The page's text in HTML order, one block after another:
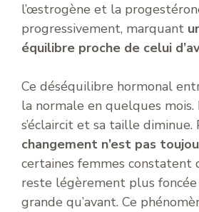
l’œstrogène et la
progressivement, marquant
équilibre proche de celui
Ce déséquilibre hormonal
la normale en quelques mois.
s’éclaircit et sa taille diminue.
changement n’est pas
certaines femmes constatent
reste légèrement plus
grande qu’avant. Ce